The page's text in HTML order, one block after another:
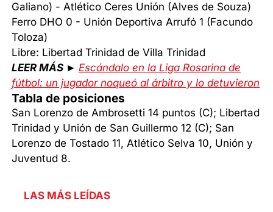
Galiano) - Atlético Ceres Unión (Alves de Souza)
Ferro DHO 0 - Unión Deportiva Arrufó 1 (Facundo
Toloza)
Libre: Libertad Trinidad de Villa Trinidad
LEER MÁS ►Escándalo en la Liga Rosarina de
fútbol: un jugador noqueó al árbitro y lo detuvieron
Tabla de posiciones
San Lorenzo de Ambrosetti 14 puntos (C); Libertad
Trinidad y Unión de San Guillermo 12 (C); San
Lorenzo de Tostado 11, Atlético Selva 10, Unión y
Juventud 8.
LAS MÁS LEÍDAS